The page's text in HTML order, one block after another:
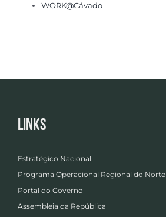
WORK@Cávado
Links
Estratégico Nacional
Programa Operacional Regional do Norte
Portal do Governo
Assembleia da República